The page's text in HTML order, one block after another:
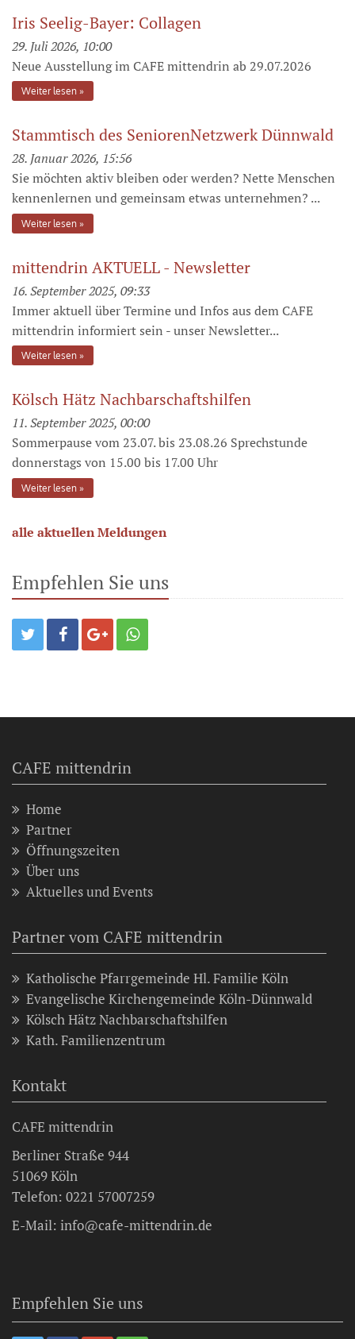
Iris Seelig-Bayer: Collagen
29. Juli 2026, 10:00
Neue Ausstellung im CAFE mittendrin ab 29.07.2026
Weiter lesen
Stammtisch des SeniorenNetzwerk Dünnwald
28. Januar 2026, 15:56
Sie möchten aktiv bleiben oder werden? Nette Menschen
kennenlernen und gemeinsam etwas unternehmen? ...
Weiter lesen
mittendrin AKTUELL - Newsletter
16. September 2025, 09:33
Immer aktuell über Termine und Infos aus dem CAFE
mittendrin informiert sein - unser Newsletter...
Weiter lesen
Kölsch Hätz Nachbarschaftshilfen
11. September 2025, 00:00
Sommerpause vom 23.07. bis 23.08.26 Sprechstunde
donnerstags von 15.00 bis 17.00 Uhr
Weiter lesen
alle aktuellen Meldungen
Empfehlen Sie uns
CAFE mittendrin
Home
Partner
Öffnungszeiten
Über uns
Aktuelles und Events
Partner vom CAFE mittendrin
Katholische Pfarrgemeinde Hl. Familie Köln
Evangelische Kirchengemeinde Köln-Dünnwald
Kölsch Hätz Nachbarschaftshilfen
Kath. Familienzentrum
Kontakt
CAFE mittendrin
Berliner Straße 944
51069 Köln
Telefon: 0221 57007259
E-Mail: info@cafe-mittendrin.de
Empfehlen Sie uns